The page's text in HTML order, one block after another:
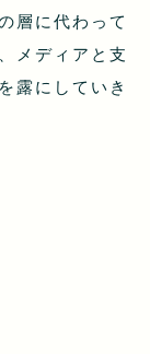
層に代わって
メディアと支
露にしていき